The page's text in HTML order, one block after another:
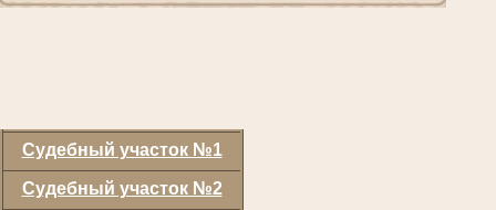
Судебный участок №1
Судебный участок №2